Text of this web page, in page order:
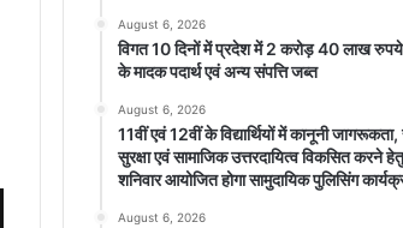
August 6, 2026
विगत 10 दिनों में प्रदेश में 2 करोड़ 40 लाख
के मादक पदार्थ एवं अन्य संपत्ति जब्त
August 6, 2026
11वीं एवं 12वीं के विद्यार्थियों में कानूनी जागरूकता,
सुरक्षा एवं सामाजिक उत्तरदायित्व विकसित करने
शनिवार आयोजित होगा सामुदायिक पुलिसिंग
August 6, 2026